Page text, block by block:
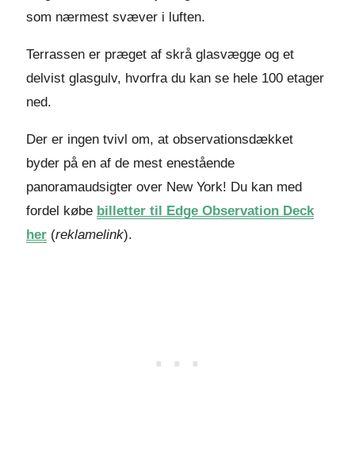
som nærmest svæver i luften.
Terrassen er præget af skrå glasvægge og et
delvist glasgulv, hvorfra du kan se hele 100 etager
ned.
Der er ingen tvivl om, at observationsdækket
byder på en af de mest enestående
panoramaudsigter over New York! Du kan med
fordel købe billetter til Edge Observation Deck
her (reklamelink).